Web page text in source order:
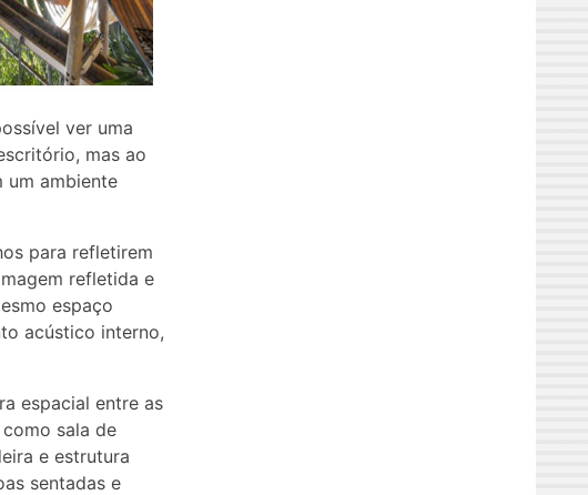
ver uma
mas ao
um ambiente
para refletirem
refletida e
espaço
acústico interno,
espacial entre as
sala de
e estrutura
sentadas e